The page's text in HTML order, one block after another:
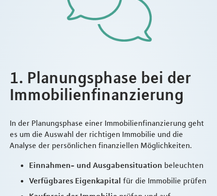
1. Planungsphase bei der
Immobilienfinanzierung
In der Planungsphase einer Immobilienfinanzierung geht
es um die Auswahl der richtigen Immobilie und die
Analyse der persönlichen finanziellen Möglichkeiten.
Einnahmen- und Ausgabensituation beleuchten
Verfügbares Eigenkapital für die Immobilie prüfen